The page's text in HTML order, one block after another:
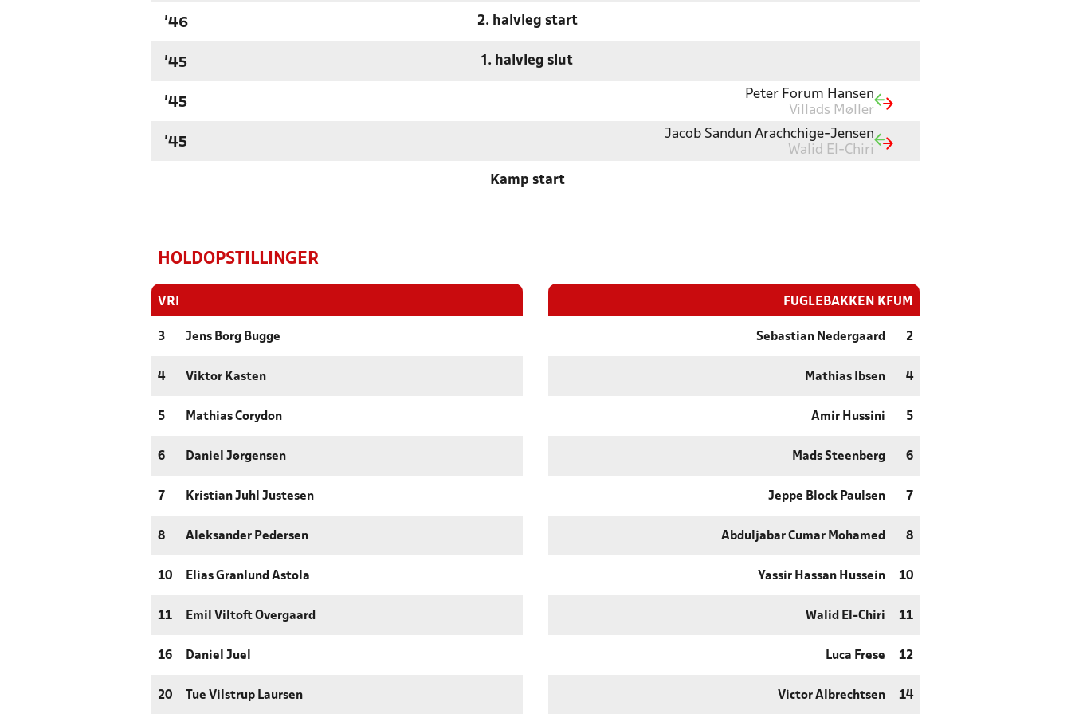
'46 2. halvleg start
'45 1. halvleg slut
'45
Peter Forum Hansen
Villads Møller
'45
Jacob Sandun Arachchige-Jensen
Walid El-Chiri
Kamp start
HOLDOPSTILLINGER
VRI
3 Jens Borg Bugge
4 Viktor Kasten
5 Mathias Corydon
6 Daniel Jørgensen
7 Kristian Juhl Justesen
8 Aleksander Pedersen
10 Elias Granlund Astola
11 Emil Viltoft Overgaard
16 Daniel Juel
20 Tue Vilstrup Laursen
FUGLEBAKKEN KFUM
Sebastian Nedergaard 2
Mathias Ibsen 4
Amir Hussini 5
Mads Steenberg 6
Jeppe Block Paulsen 7
Abduljabar Cumar Mohamed 8
Yassir Hassan Hussein 10
Walid El-Chiri 11
Luca Frese 12
Victor Albrechtsen 14